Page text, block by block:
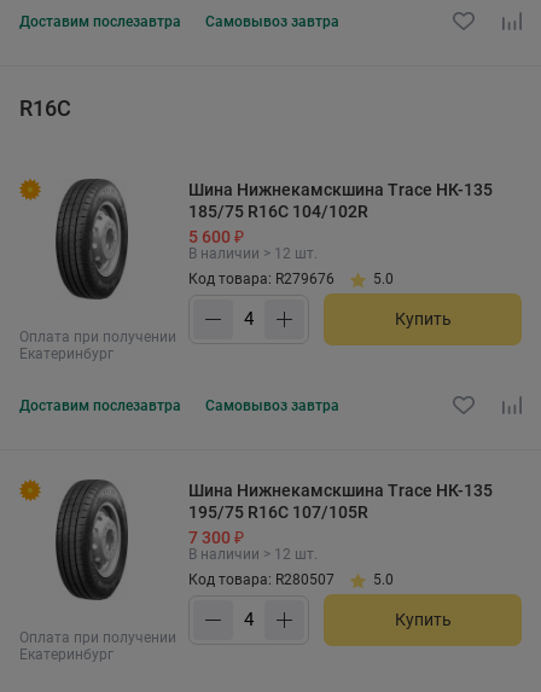
Доставим послезавтра Самовывоз завтра
R16C
Оплата при получении
Екатеринбург
Шина Нижнекамскшина Trace НК-135
185/75 R16C 104/102R
5 600 ₽
В наличии > 12 шт.
Код товара: R279676
5.0
Купить
Доставим послезавтра Самовывоз завтра
Оплата при получении
Екатеринбург
Шина Нижнекамскшина Trace НК-135
195/75 R16C 107/105R
7 300 ₽
В наличии > 12 шт.
Код товара: R280507
5.0
Купить